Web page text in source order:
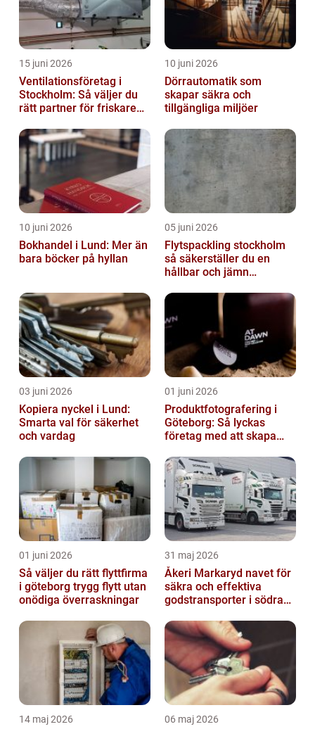
15 juni 2026
Ventilationsföretag i
Stockholm: Så väljer du
rätt partner för friskare
10 juni 2026
Dörrautomatik som
skapar säkra och
tillgängliga miljöer
10 juni 2026
Bokhandel i Lund: Mer än
bara böcker på hyllan
05 juni 2026
Flytspackling stockholm
så säkerställer du en
hållbar och jämn
03 juni 2026
Kopiera nyckel i Lund:
Smarta val för säkerhet
och vardag
01 juni 2026
Produktfotografering i
Göteborg: Så lyckas
företag med att skapa
01 juni 2026
Så väljer du rätt flyttfirma
i göteborg trygg flytt utan
onödiga överraskningar
31 maj 2026
Åkeri Markaryd navet för
säkra och effektiva
godstransporter i södra
14 maj 2026 06 maj 2026